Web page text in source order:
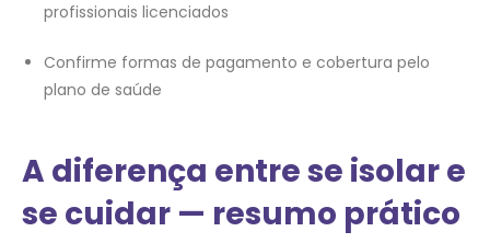
profissionais licenciados
Confirme formas de pagamento e cobertura pelo
plano de saúde
A diferença entre se isolar e
se cuidar — resumo prático